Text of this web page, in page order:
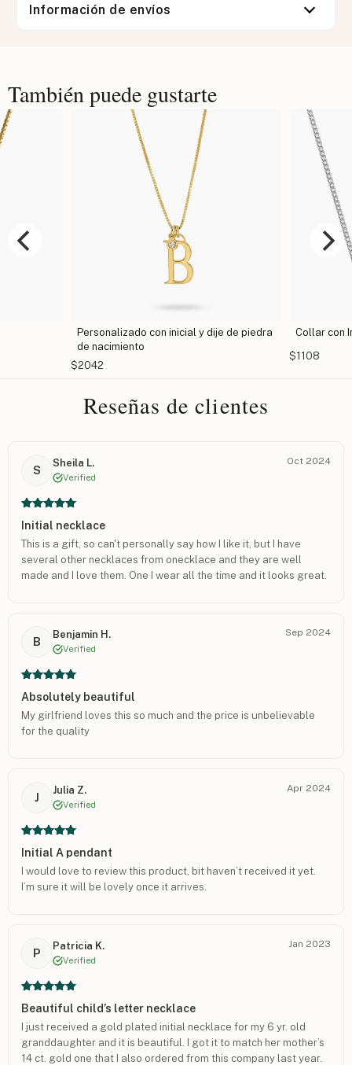
Información de envíos
También puede gustarte
Personalizado con inicial y dije de piedra
de nacimiento
$2042
Collar con
$1108
Reseñas de clientes
S
Sheila L.
Verified
Oct 2024
Initial necklace
This is a gift, so can't personally say how I like it, but I have
several other necklaces from onecklace and they are well
made and I love them. One I wear all the time and it looks great.
B
Benjamin H.
Verified
Sep 2024
Absolutely beautiful
My girlfriend loves this so much and the price is unbelievable
for the quality
J
Julia Z.
Verified
Apr 2024
Initial A pendant
I would love to review this product, bit haven’t received it yet.
I’m sure it will be lovely once it arrives.
P
Patricia K.
Verified
Jan 2023
Beautiful child’s letter necklace
I just received a gold plated initial necklace for my 6 yr. old
granddaughter and it is beautiful. I got it to match her mother’s
14 ct. gold one that I also ordered from this company last year.